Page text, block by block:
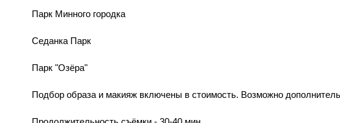
Парк Минного городка
Седанка Парк
Парк "Озёра"
Подбор образа и макияж включены в стоимость. Возможно